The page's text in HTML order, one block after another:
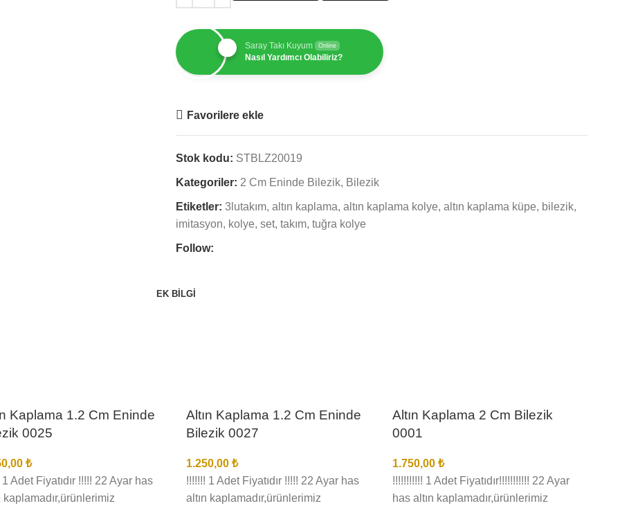
Saray Takı Kuyum Online
Nasıl Yardımcı Olabiliriz?
Favorilere ekle
Stok kodu: STBLZ20019
Kategoriler: 2 Cm Eninde Bilezik, Bilezik
Etiketler: 3lutakım, altın kaplama, altın kaplama kolye, altın kaplama küpe, bilezik,
imitasyon, kolye, set, takım, tuğra kolye
Follow:
EK BILGI
Kaplama 1.2 Cm Eninde
0025
₺
1 Adet Fiyatıdır !!!!! 22 Ayar has
kaplamadır,ürünlerimiz
Altın Kaplama 1.2 Cm Eninde
Bilezik 0027
1.250,00 ₺
!!!!!!! 1 Adet Fiyatıdır !!!!! 22 Ayar has
altın kaplamadır,ürünlerimiz
Altın Kaplama 2 Cm Bilezik
0001
1.750,00 ₺
!!!!!!!!!!! 1 Adet Fiyatıdır!!!!!!!!!!! 22 Ayar
has altın kaplamadır,ürünlerimiz